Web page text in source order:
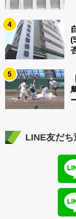
4
5
LINE友だち